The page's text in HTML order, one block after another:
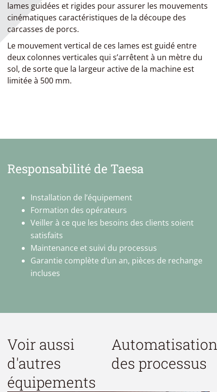
lames guidées et rigides pour assurer les mouvements
cinématiques caractéristiques de la découpe des
carcasses de porcs.
Le mouvement vertical de ces lames est guidé entre
deux colonnes verticales qui s’arrêtent à un mètre du
sol, de sorte que la largeur active de la machine est
limitée à 500 mm.
Responsabilité de Taesa
Installation de l’équipement
Formation des opérateurs
Veiller à ce que les besoins des clients soient
satisfaits
Maintenance et suivi du processus
Garantie complète d’un an, pièces de rechange
incluses
Voir aussi
d'autres
équipements
Automatisation
des processus